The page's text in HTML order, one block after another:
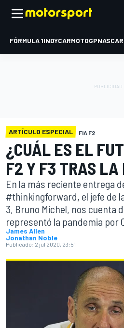
FÓRMULA 1INDYCARMOTOGP
ARTÍCULO ESPECIAL FIA F2
¿CUÁL ES EL
F2 Y F3 TRAS
En la más reciente entrega
#thinkingforward, el jefe de
3, Bruno Michel, nos cuenta
representó la pandemia por
James Allen
Jonathan Noble
Publicado: 2 jul 2020, 23:51